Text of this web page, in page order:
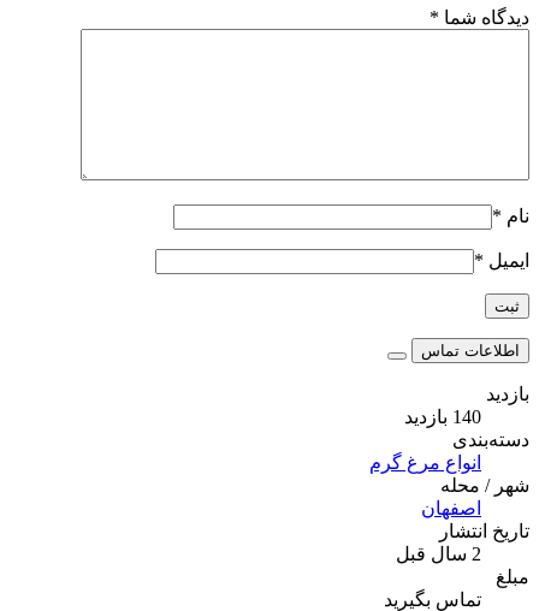
دیدگاه شما *
نام *
ایمیل *
اطلاعات تماس
بازدید
140 بازدید
دسته‌بندی
انواع مرغ گرم
شهر / محله
اصفهان
تاریخ انتشار
2 سال قبل
مبلغ
تماس بگیرید